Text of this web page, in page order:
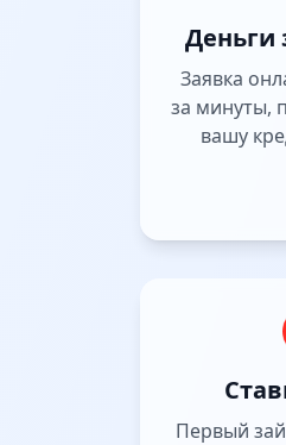
Деньги
Заявка
за минуты,
вашу
Первый